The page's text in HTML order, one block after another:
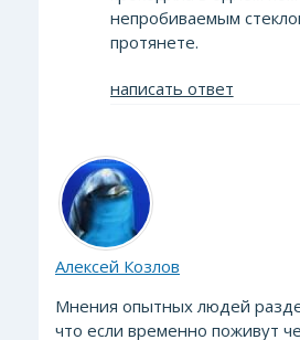
непробиваемым
протянете.
написать ответ
Алексей Козлов
Мнения опытных людей
что если временно поживут